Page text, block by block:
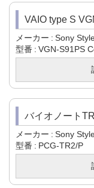
VAIO type S
メーカー Sony
型番
VGN-S91PS
バイオノート
メーカー Sony
型番
PCG-TR2/P